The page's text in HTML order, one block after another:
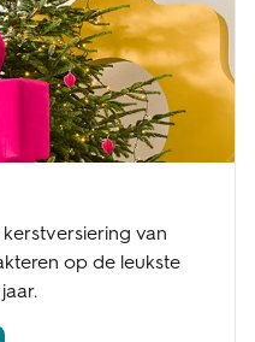
van
op de leukste